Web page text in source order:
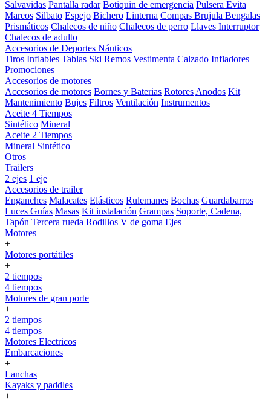
Salvavidas Pantalla radar Botiquin de emergencia Pulsera Evita
Mareos Silbato Espejo Bichero Linterna Compas Brujula Bengalas
Prismáticos Chalecos de niño Chalecos de perro Llaves Interruptor
Chalecos de adulto
Accesorios de Deportes Náuticos
Tiros Inflables Tablas Ski Remos Vestimenta Calzado Infladores
Promociones
Accesorios de motores
Accesorios de motores Bornes y Baterias Rotores Anodos Kit
Mantenimiento Bujes Filtros Ventilación Instrumentos
Aceite 4 Tiempos
Sintético Mineral
Aceite 2 Tiempos
Mineral Sintético
Otros
Trailers
2 ejes 1 eje
Accesorios de trailer
Enganches Malacates Elásticos Rulemanes Bochas Guardabarros
Luces Guías Masas Kit instalación Grampas Soporte, Cadena,
Tapón Tercera rueda Rodillos V de goma Ejes
Motores
+
Motores portátiles
+
2 tiempos
4 tiempos
Motores de gran porte
+
2 tiempos
4 tiempos
Motores Electricos
Embarcaciones
+
Lanchas
Kayaks y paddles
+